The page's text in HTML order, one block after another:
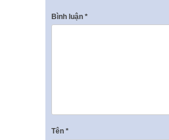
Bình luận *
Tên *